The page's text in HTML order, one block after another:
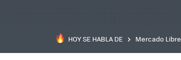
HOY SE HABLA DE Mercado Libre